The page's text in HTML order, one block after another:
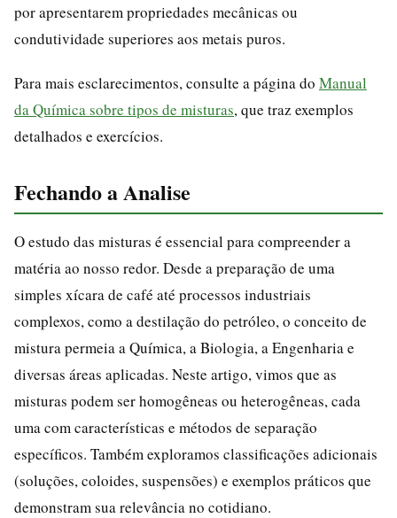
por apresentarem propriedades mecânicas ou
condutividade superiores aos metais puros.
Para mais esclarecimentos, consulte a página do Manual
da Química sobre tipos de misturas, que traz exemplos
detalhados e exercícios.
Fechando a Analise
O estudo das misturas é essencial para compreender a
matéria ao nosso redor. Desde a preparação de uma
simples xícara de café até processos industriais
complexos, como a destilação do petróleo, o conceito de
mistura permeia a Química, a Biologia, a Engenharia e
diversas áreas aplicadas. Neste artigo, vimos que as
misturas podem ser homogêneas ou heterogêneas, cada
uma com características e métodos de separação
específicos. Também exploramos classificações adicionais
(soluções, coloides, suspensões) e exemplos práticos que
demonstram sua relevância no cotidiano.